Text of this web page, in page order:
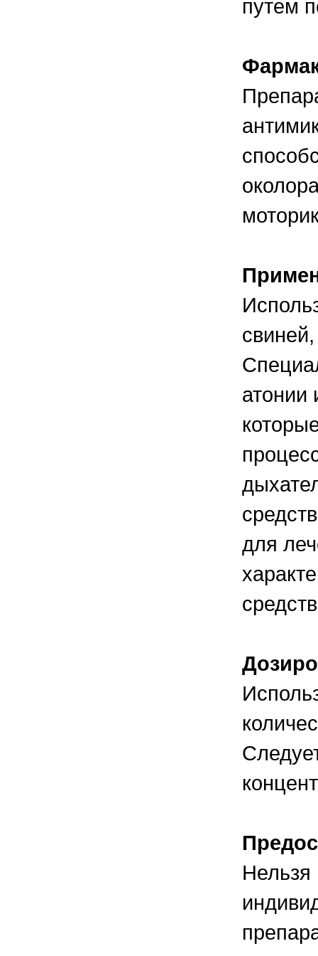
путем
атонии
для
Нельзя